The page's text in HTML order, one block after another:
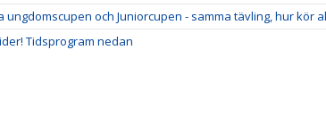
ungdomscupen och Juniorcupen - samma tävling, hur kör
Tidsprogram nedan